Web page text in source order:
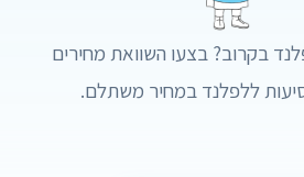
בקרוב? בצעו השוואת מחירים
נסיעות ללפלנד במחיר משתלם.